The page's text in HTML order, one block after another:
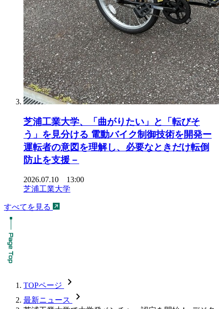
芝浦工業大学、「曲がりたい」と「転びそ
う」を見分ける 電動バイク制御技術を開発ー
運転者の意図を理解し、必要なときだけ転倒
防止を支援－
2026.07.10 13:00
芝浦工業大学
すべてを見る
TOPページ chevron_forward
最新ニュース chevron_forward